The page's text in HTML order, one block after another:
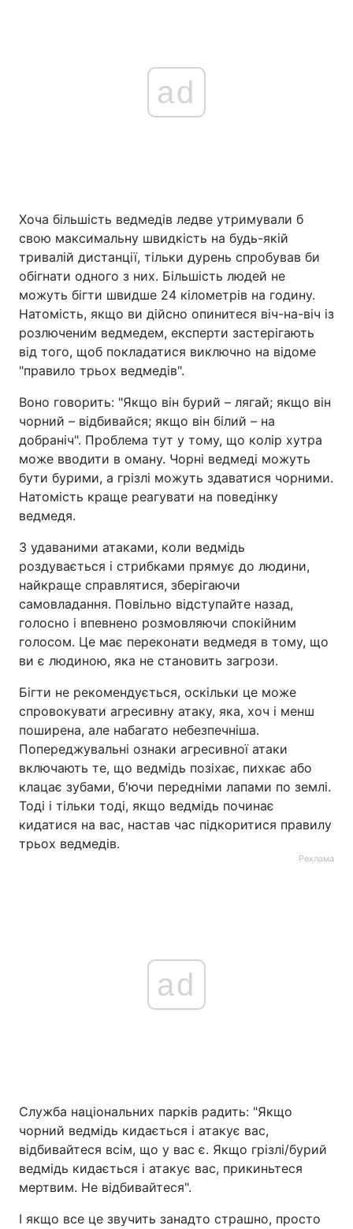
ad
Хоча більшість ведмедів ледве утримували б
свою максимальну швидкість на будь-якій
тривалій дистанції, тільки дурень спробував би
обігнати одного з них. Більшість людей не
можуть бігти швидше 24 кілометрів на годину.
Натомість, якщо ви дійсно опинитеся віч-на-віч із
розлюченим ведмедем, експерти застерігають
від того, щоб покладатися виключно на відоме
"правило трьох ведмедів".
Воно говорить: "Якщо він бурий – лягай; якщо він
чорний – відбивайся; якщо він білий – на
добраніч". Проблема тут у тому, що колір хутра
може вводити в оману. Чорні ведмеді можуть
бути бурими, а грізлі можуть здаватися чорними.
Натомість краще реагувати на поведінку
ведмедя.
З удаваними атаками, коли ведмідь
роздувається і стрибками прямує до людини,
найкраще справлятися, зберігаючи
самовладання. Повільно відступайте назад,
голосно і впевнено розмовляючи спокійним
голосом. Це має переконати ведмедя в тому, що
ви є людиною, яка не становить загрози.
Бігти не рекомендується, оскільки це може
спровокувати агресивну атаку, яка, хоч і менш
поширена, але набагато небезпечніша.
Попереджувальні ознаки агресивної атаки
включають те, що ведмідь позіхає, пихкає або
клацає зубами, б'ючи передніми лапами по землі.
Тоді і тільки тоді, якщо ведмідь починає
кидатися на вас, настав час підкоритися правилу
трьох ведмедів.
Реклама
ad
Служба національних парків радить: "Якщо
чорний ведмідь кидається і атакує вас,
відбивайтеся всім, що у вас є. Якщо грізлі/бурий
ведмідь кидається і атакує вас, прикиньтеся
мертвим. Не відбивайтеся".
І якщо все це звучить занадто страшно, просто